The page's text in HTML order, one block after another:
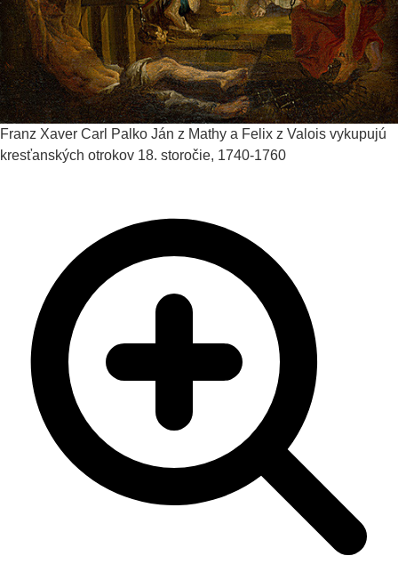
Franz Xaver Carl Palko Ján z Mathy a Felix z Valois vykupujú
kresťanských otrokov 18. storočie, 1740-1760